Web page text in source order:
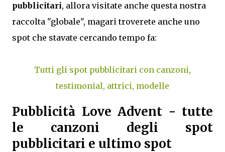
pubblicitari, allora visitate anche questa nostra
raccolta "globale", magari troverete anche uno
spot che stavate cercando tempo fa:
Tutti gli spot pubblicitari con canzoni,
testimonial, attrici, modelle
Pubblicità Love Advent - tutte
le canzoni degli spot
pubblicitari e ultimo spot